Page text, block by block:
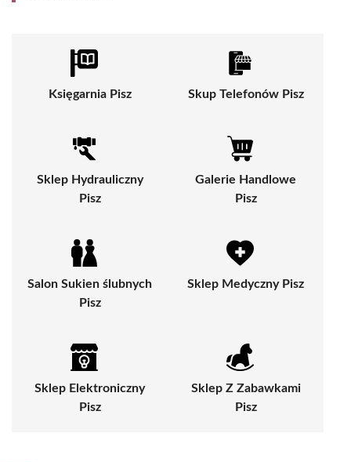
Księgarnia Pisz Skup Telefonów Pisz
Sklep Hydrauliczny
Pisz
Galerie Handlowe
Pisz
Salon Sukien ślubnych
Pisz
Sklep Medyczny Pisz
Sklep Elektroniczny
Pisz
Sklep Z Zabawkami
Pisz